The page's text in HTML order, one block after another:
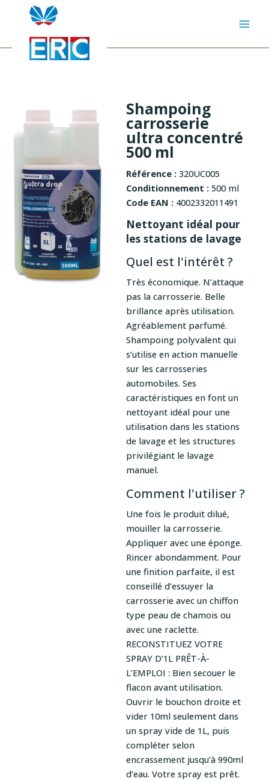
contenu
Shampoing
carrosserie
ultra concentré
500 ml
Référence :320UC005
Conditionnement : 500 ml
Code EAN : 4002332011491
Nettoyant idéal pour
les stations de lavage
Quel est l'intérêt ?
Très économique. N’attaque
pas la carrosserie. Belle
brillance après utilisation.
Agréablement parfumé.
Shampoing polyvalent qui
s’utilise en action manuelle
sur les carrosseries
automobiles. Ses
caractéristiques en font un
nettoyant idéal pour une
utilisation dans les stations
de lavage et les structures
privilégiant le lavage
manuel.
Comment l'utiliser ?
Une fois le produit dilué,
mouiller la carrosserie.
Appliquer avec une éponge.
Rincer abondamment. Pour
une finition parfaite, il est
conseillé d’essuyer la
carrosserie avec un chiffon
type peau de chamois ou
avec une raclette.
RECONSTITUEZ VOTRE
SPRAY D’1L PRÊT-À-
L’EMPLOI : Bien secouer le
flacon avant utilisation.
Ouvrir le bouchon droite et
vider 10ml seulement dans
un spray vide de 1L, puis
compléter selon
encrassement jusqu’à 990ml
d’eau. Votre spray est prêt.